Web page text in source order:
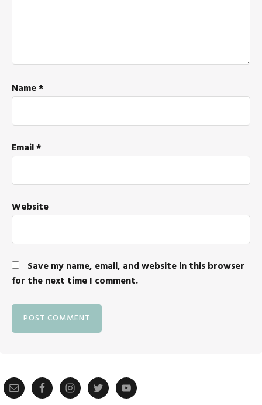
Name*
Email*
Website
Save my name, email, and website in this browser
for the next time I comment.
Primary